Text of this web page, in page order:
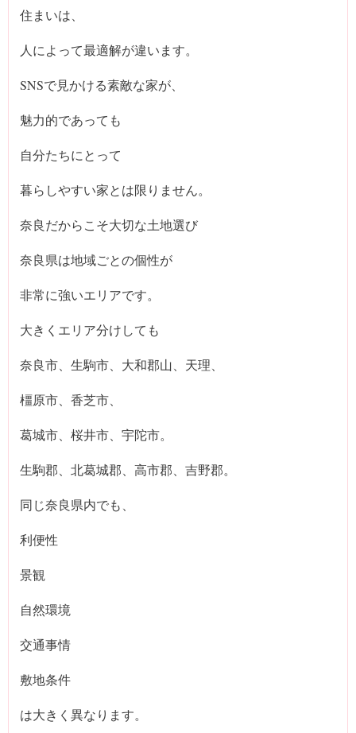
住まいは、
人によって最適解が違います。
SNSで見かける素敵な家が、
魅力的であっても
自分たちにとって
暮らしやすい家とは限りません。
奈良だからこそ大切な土地選び
奈良県は地域ごとの個性が
非常に強いエリアです。
大きくエリア分けしても
奈良市、生駒市、大和郡山、天理、
橿原市、香芝市、
葛城市、桜井市、宇陀市。
生駒郡、北葛城郡、高市郡、吉野郡。
同じ奈良県内でも、
利便性
景観
自然環境
交通事情
敷地条件
は大きく異なります。